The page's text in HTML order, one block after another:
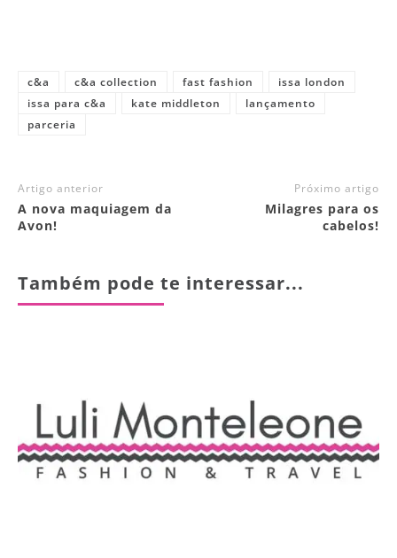
c&a c&a collection fast fashion
issa london
issa para c&a
kate middleton
lançamento
parceria
Artigo anterior
A nova maquiagem da
Avon!
Próximo artigo
Milagres para os
cabelos!
Também pode te interessar...